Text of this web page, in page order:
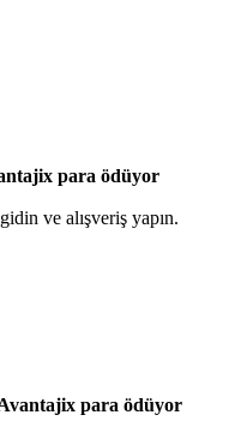
para ödüyor
ve alışveriş yapın.
para ödüyor